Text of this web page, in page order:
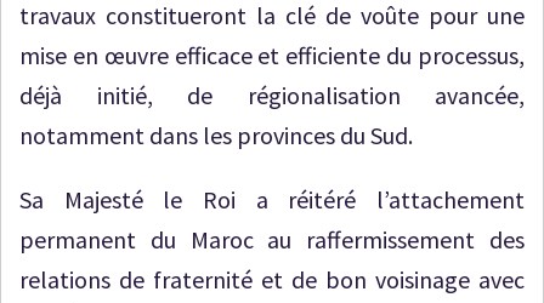
travaux constitueront la clé de voûte pour une
mise en œuvre efficace et efficiente du processus,
déjà initié, de régionalisation avancée,
notamment dans les provinces du Sud.
Sa Majesté le Roi a réitéré l’attachement
permanent du Maroc au raffermissement des
relations de fraternité et de bon voisinage avec